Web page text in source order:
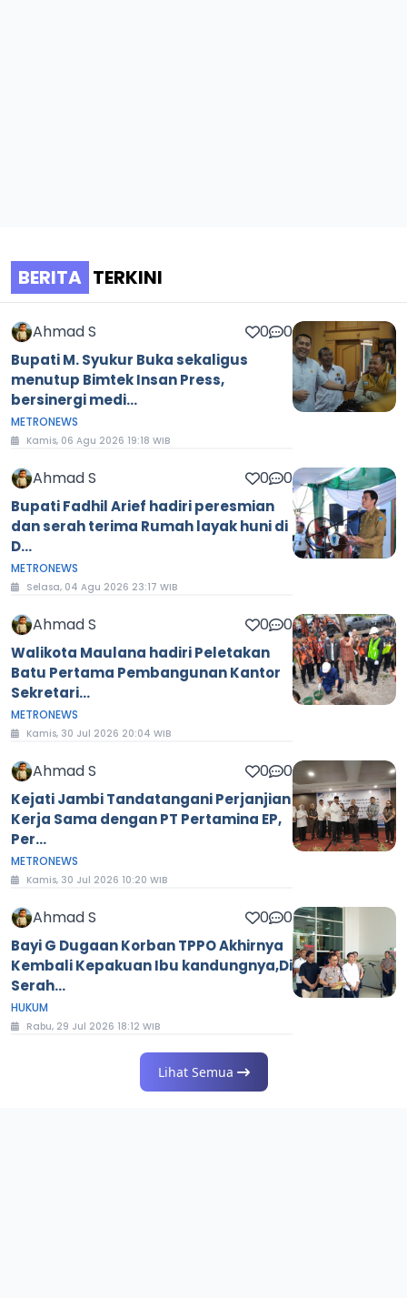
BERITA TERKINI
Ahmad S 0 0
Bupati M. Syukur Buka sekaligus
menutup Bimtek Insan Press,
bersinergi medi...
METRONEWS
Kamis, 06 Agu 2026 19:18 WIB
Ahmad S 0 0
Bupati Fadhil Arief hadiri peresmian
dan serah terima Rumah layak huni di
D...
METRONEWS
Selasa, 04 Agu 2026 23:17 WIB
Ahmad S 0 0
Walikota Maulana hadiri Peletakan
Batu Pertama Pembangunan Kantor
Sekretari...
METRONEWS
Kamis, 30 Jul 2026 20:04 WIB
Ahmad S 0 0
Kejati Jambi Tandatangani Perjanjian
Kerja Sama dengan PT Pertamina EP,
Per...
METRONEWS
Kamis, 30 Jul 2026 10:20 WIB
Ahmad S 0 0
Bayi G Dugaan Korban TPPO Akhirnya
Kembali Kepakuan Ibu kandungnya,Di
Serah...
HUKUM
Rabu, 29 Jul 2026 18:12 WIB
Lihat Semua